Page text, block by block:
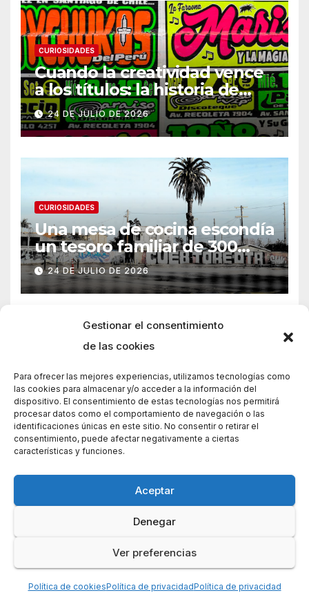
Gestionar el consentimiento
de las cookies
Para ofrecer las mejores experiencias, utilizamos tecnologías como
las cookies para almacenar y/o acceder a la información del
dispositivo. El consentimiento de estas tecnologías nos permitirá
procesar datos como el comportamiento de navegación o las
identificaciones únicas en este sitio. No consentir o retirar el
consentimiento, puede afectar negativamente a ciertas
características y funciones.
Aceptar
Denegar
Ver preferencias
Política de cookiesPolítica de privacidadPolítica de privacidad
CURIOSIDADES
Cuando la creatividad vence
a los títulos: la historia de
Armani
24 DE JULIO DE 2026
CURIOSIDADES
Una mesa de cocina escondía
un tesoro familiar de 300
años
24 DE JULIO DE 2026
Funciona gracias a WordPress|